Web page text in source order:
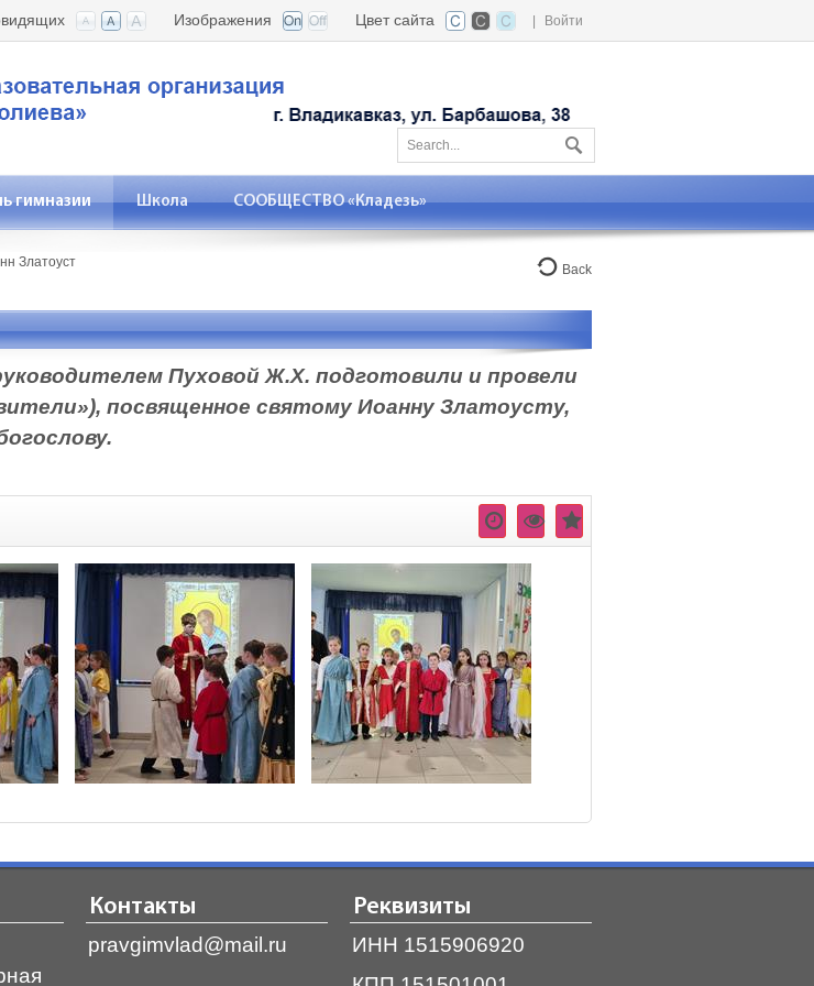
Войти
Цвет сайта
Изображения
гимназии Школа СООБЩЕСТВО «Кладезь»
Златоуст Back
Пуховой Ж.Х. подготовили и провели
посвященное святому Иоанну Златоусту,
Контакты
pravgimvlad@mail.ru
Реквизиты
ИНН 1515906920